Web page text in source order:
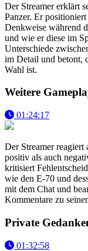
Der Streamer erklärt
Panzer. Er
Denkweise während
und wie er diese im
Unterschiede
im Detail und betont,
Wahl ist.
Weitere
01:24:17
Der Streamer
positiv als auch
kritisiert
wie den E-70 und
mit dem Chat und
Kommentare zu
Private
01:32:58